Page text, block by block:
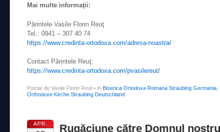
Mai multe informaţii:
Părintele Vasile Florin Reuţ
Tel.: 0941 – 307 40 74
https://www.credinta-ortodoxa.com/adresa-noastra/
Contact Părintele Reuţ:
https://www.credinta-ortodoxa.com/pvasilereut/
Postat de Vasile Florin Reut • in Biserica Ortodoxa Romana Straubing Germania
Orthodoxe Kirche Straubing Deutschland
APR.
Rugăciune către Domnul